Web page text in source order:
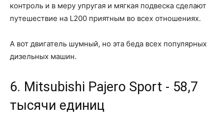
контроль и в меру упругая и мягкая подвеска сделают
путешествие на L200 приятным во всех отношениях.
А вот двигатель шумный, но эта беда всех популярных
дизельных машин.
6. Mitsubishi Pajero Sport - 58,7
тысячи единиц